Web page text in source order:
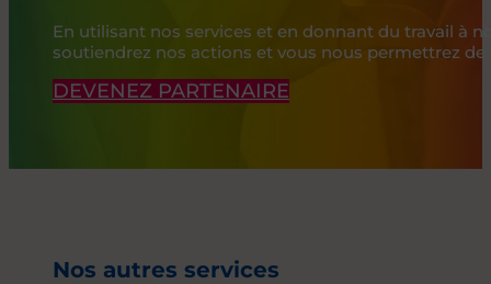
En utilisant nos services et en donnant du travail à
soutiendrez nos actions et vous nous permettrez
DEVENEZ PARTENAIRE
Nos autres services